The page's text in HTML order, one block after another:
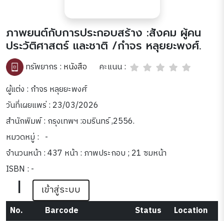
ภาพยนต์กับการประกอบสร้าง :สังคม ผู้คน
ประวัติศาสตร์ และชาติ /กำจร หลุยยะพงศ์.
ทรัพยากร : หนังสือ
คะแนน :
ผู้แต่ง : กำจร หลุยยะพงศ์
วันที่เผยแพร่ : 23/03/2026
สำนักพิมพ์ : กรุงเทพฯ :อมรินทร์ ,2556.
หมวดหมู่ : -
จำนวนหน้า : 437 หน้า : ภาพประกอบ ; 21 ซมหน้า
ISBN : -
| เข้าสู่ระบบ
No. Barcode Status
Location